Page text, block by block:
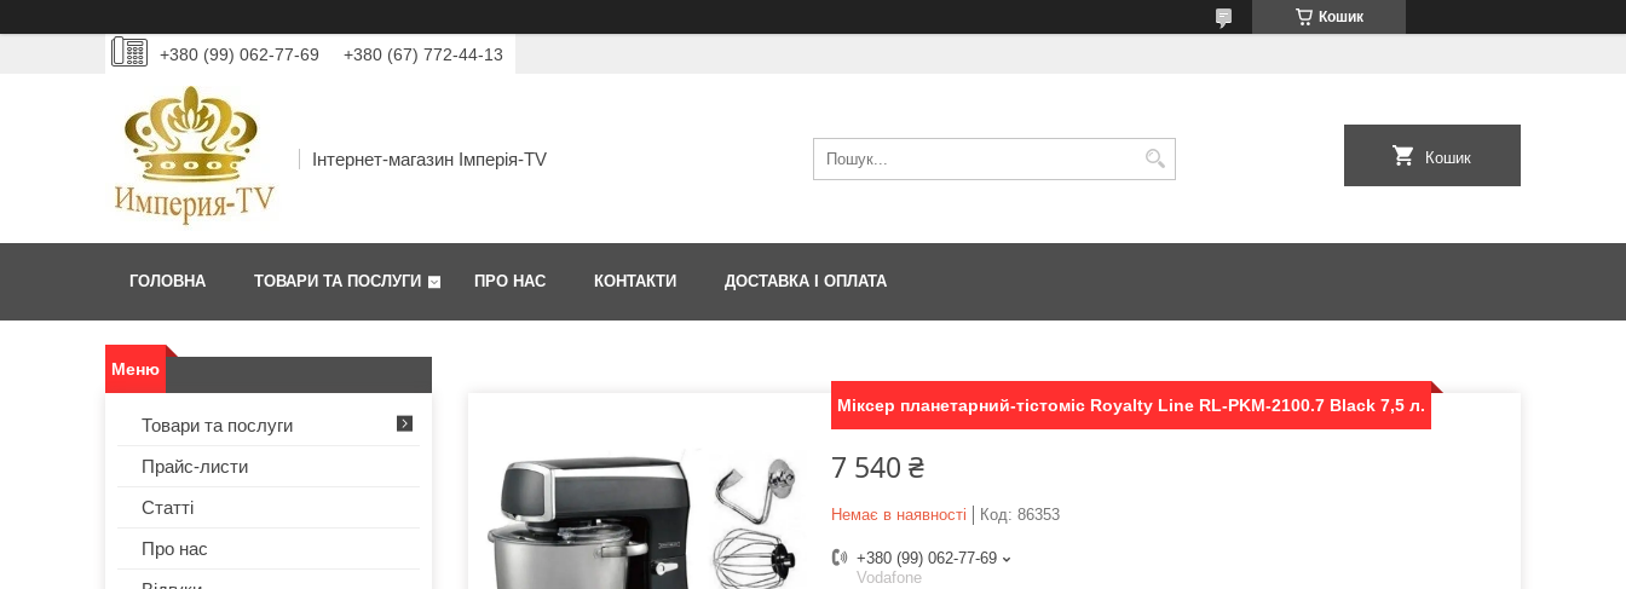
Кошик
+380 (99) 062-77-69 +380 (67) 772-44-13
Інтернет-магазин Імперія-TV Кошик
ГОЛОВНА ТОВАРИ ТА ПОСЛУГИ ПРО НАС КОНТАКТИ ДОСТАВКА І ОПЛАТА
Міксер планетарний-тістоміс Royalty Line RL-PKM-2100.7 Black 7,5 л.
7 540 ₴
Немає в наявності Код: 86353
+380 (99) 062-77-69
Vodafone
Товари та послуги
Прайс-листи
Статті
Про нас